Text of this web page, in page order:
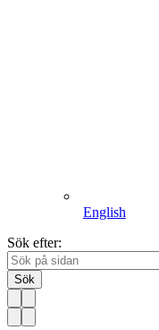
English
Sök efter:
Sök